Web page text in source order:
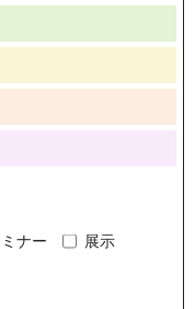
ナー
展示